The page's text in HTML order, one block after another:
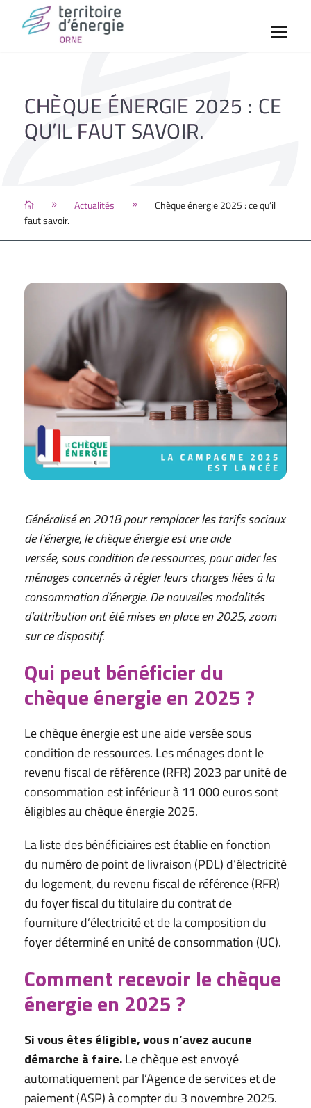
CHÈQUE ÉNERGIE 2025 : CE
QU’IL FAUT SAVOIR.
Actualités
Chèque énergie 2025 : ce qu’il
faut savoir.
Généralisé en 2018 pour remplacer les tarifs sociaux
de l’énergie, le chèque énergie est une aide
versée, sous condition de ressources, pour aider les
ménages concernés à régler leurs charges liées à la
consommation d’énergie. De nouvelles modalités
d’attribution ont été mises en place en 2025, zoom
sur ce dispositif.
Qui peut bénéficier du
chèque énergie en 2025 ?
Le chèque énergie est une aide versée sous
condition de ressources. Les ménages dont le
revenu fiscal de référence (RFR) 2023 par unité de
consommation est inférieur à 11 000 euros sont
éligibles au chèque énergie 2025.
La liste des bénéficiaires est établie en fonction
du numéro de point de livraison (PDL) d’électricité
du logement, du revenu fiscal de référence (RFR)
du foyer fiscal du titulaire du contrat de
fourniture d’électricité et de la composition du
foyer déterminé en unité de consommation (UC).
Comment recevoir le chèque
énergie en 2025 ?
Si vous êtes éligible, vous n’avez aucune
démarche à faire.Le chèque est envoyé
automatiquement par l’Agence de services et de
paiement (ASP) à compter du 3 novembre 2025.